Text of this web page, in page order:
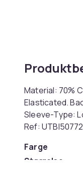
Material: 70%
Elasticated.
Sleeve-Type:
Ref: UTBI50772
Farge
Størrelse